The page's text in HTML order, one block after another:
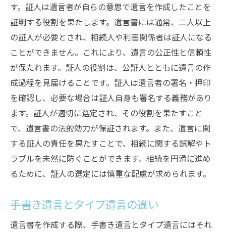
す。証人は遺言者が自らの意思で遺言を作成したことを
証明する役割を果たします。遺言書には通常、二人以上
の証人が必要とされ、相続人や利害関係者は証人になる
ことができません。これにより、遺言の公正性と信頼性
が保たれます。証人の役割は、公証人とともに遺言の作
成過程を見届けることです。証人は遺言者の署名・押印
を確認し、必要な場合は証人自身も署名する義務があり
ます。証人が適切に選定され、その役割を果たすこと
で、遺言書の法的効力が保証されます。また、遺言に関
する証人の責任を果たすことで、相続に関する誤解やト
ラブルを未然に防ぐことができます。相続を円滑に進め
るために、証人の選定には慎重な配慮が求められます。
手書き遺言とタイプ遺言の違い
遺言書を作成する際、手書き遺言とタイプ遺言にはそれ